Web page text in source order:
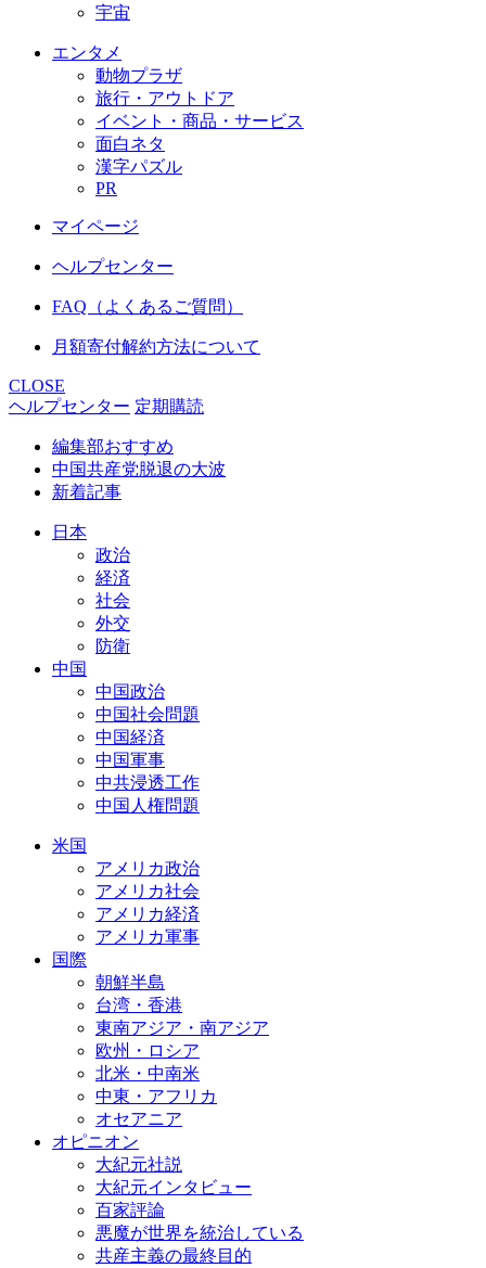
宇宙
エンタメ
動物プラザ
旅行・アウトドア
イベント・商品・サービス
面白ネタ
漢字パズル
PR
マイページ
ヘルプセンター
FAQ（よくあるご質問）
月額寄付解約方法について
CLOSE
ヘルプセンター 定期購読
編集部おすすめ
中国共産党脱退の大波
新着記事
日本
政治
経済
社会
外交
防衛
中国
中国政治
中国社会問題
中国経済
中国軍事
中共浸透工作
中国人権問題
米国
アメリカ政治
アメリカ社会
アメリカ経済
アメリカ軍事
国際
朝鮮半島
台湾・香港
東南アジア・南アジア
欧州・ロシア
北米・中南米
中東・アフリカ
オセアニア
オピニオン
大紀元社説
大紀元インタビュー
百家評論
悪魔が世界を統治している
共産主義の最終目的